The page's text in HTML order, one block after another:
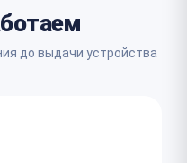
до выдачи устройства